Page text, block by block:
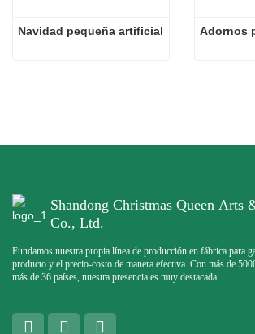
Navidad pequeña artificial Adornos
Shandong Christmas Queen Arts
Co., Ltd.
Fundamos nuestra propia línea de producción en fábrica para
producto y el precio-costo de manera efectiva. Con más de
más de 36 países, nuestra presencia es muy destacada.